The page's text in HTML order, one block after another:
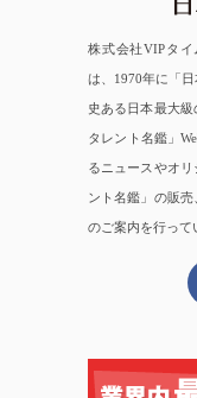
株式会社VIPタイ
は、1970年に「
史ある日本最大
タレント名鑑」
るニュースやオ
ント名鑑」の販
のご案内を行って